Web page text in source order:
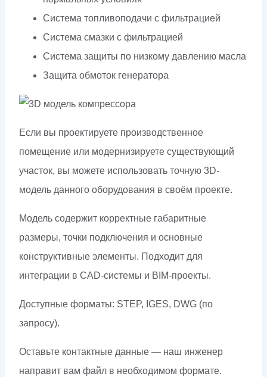
Система топливоподачи с фильтрацией
Система смазки с фильтрацией
Система защиты по низкому давлению масла
Защита обмоток генератора
Если вы проектируете производственное
помещение или модернизируете существующий
участок, вы можете использовать точную 3D-
модель данного оборудования в своём проекте.
Модель содержит корректные габаритные
размеры, точки подключения и основные
конструктивные элементы. Подходит для
интеграции в CAD-системы и BIM-проекты.
Доступные форматы: STEP, IGES, DWG (по
запросу).
Оставьте контактные данные — наш инженер
направит вам файл в необходимом формате.